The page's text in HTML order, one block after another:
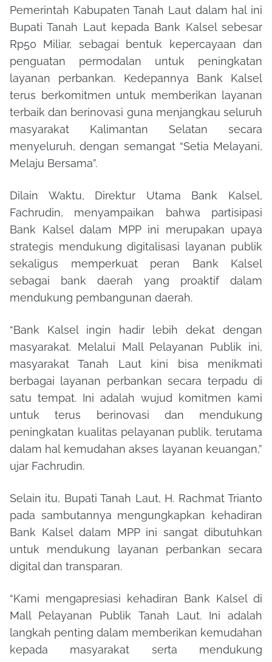
Pemerintah Kabupaten Tanah Laut dalam hal ini
Bupati Tanah Laut kepada Bank Kalsel sebesar
Rp50 Miliar, sebagai bentuk kepercayaan dan
penguatan permodalan untuk peningkatan
layanan perbankan. Kedepannya Bank Kalsel
terus berkomitmen untuk memberikan layanan
terbaik dan berinovasi guna menjangkau seluruh
masyarakat Kalimantan Selatan secara
menyeluruh, dengan semangat “Setia Melayani,
Melaju Bersama”.
Dilain Waktu, Direktur Utama Bank Kalsel,
Fachrudin, menyampaikan bahwa partisipasi
Bank Kalsel dalam MPP ini merupakan upaya
strategis mendukung digitalisasi layanan publik
sekaligus memperkuat peran Bank Kalsel
sebagai bank daerah yang proaktif dalam
mendukung pembangunan daerah.
“Bank Kalsel ingin hadir lebih dekat dengan
masyarakat. Melalui Mall Pelayanan Publik ini,
masyarakat Tanah Laut kini bisa menikmati
berbagai layanan perbankan secara terpadu di
satu tempat. Ini adalah wujud komitmen kami
untuk terus berinovasi dan mendukung
peningkatan kualitas pelayanan publik, terutama
dalam hal kemudahan akses layanan keuangan,”
ujar Fachrudin.
Selain itu, Bupati Tanah Laut, H. Rachmat Trianto
pada sambutannya mengungkapkan kehadiran
Bank Kalsel dalam MPP ini sangat dibutuhkan
untuk mendukung layanan perbankan secara
digital dan transparan.
“Kami mengapresiasi kehadiran Bank Kalsel di
Mall Pelayanan Publik Tanah Laut. Ini adalah
langkah penting dalam memberikan kemudahan
kepada masyarakat serta mendukung